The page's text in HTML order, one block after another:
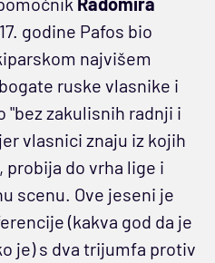
godine Pafos bio
najvišem
ruske vlasnike i
"bez zakulisnih radnji i
vlasnici znaju iz kojih
probija do vrha lige i
scenu. Ove jeseni je
(kakva god da je
je) s dva trijumfa protiv